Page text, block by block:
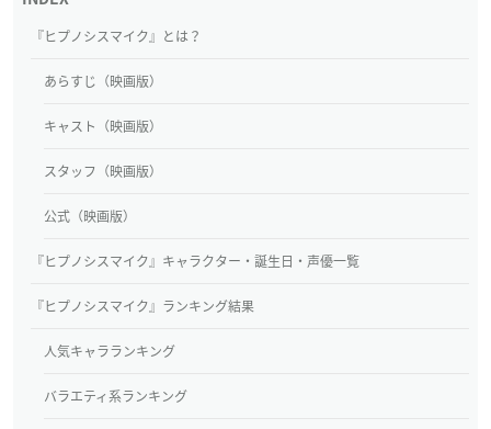
『ヒプノシスマイク』とは？
あらすじ（映画版）
キャスト（映画版）
スタッフ（映画版）
公式（映画版）
『ヒプノシスマイク』キャラクター・誕生日・声優一覧
『ヒプノシスマイク』ランキング結果
人気キャラランキング
バラエティ系ランキング